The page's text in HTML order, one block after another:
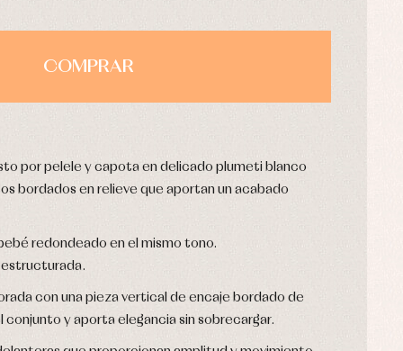
COMPRAR
por pelele y capota en delicado plumeti blanco
bordados en relieve que aportan un acabado
redondeado en el mismo tono.
con una pieza vertical de encaje bordado de
conjunto y aporta elegancia sin sobrecargar.